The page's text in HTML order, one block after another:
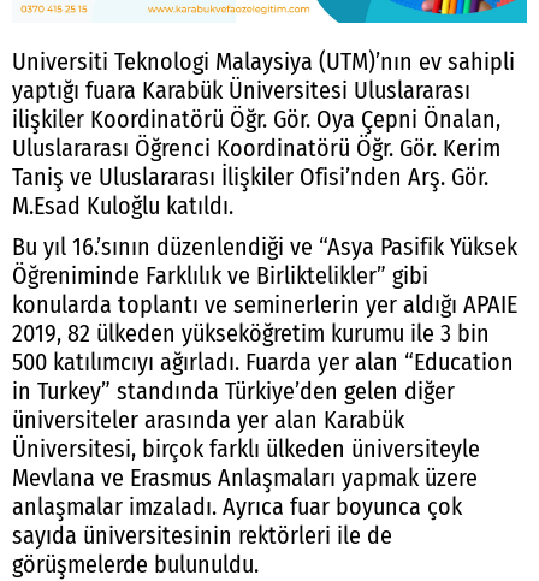
Universiti Teknologi Malaysiya (UTM)’nın ev sahipli
yaptığı fuara Karabük Üniversitesi Uluslararası
ilişkiler Koordinatörü Öğr. Gör. Oya Çepni Önalan,
Uluslararası Öğrenci Koordinatörü Öğr. Gör. Kerim
Taniş ve Uluslararası İlişkiler Ofisi’nden Arş. Gör.
M.Esad Kuloğlu katıldı.
Bu yıl 16.’sının düzenlendiği ve “Asya Pasifik Yüksek
Öğreniminde Farklılık ve Birliktelikler” gibi
konularda toplantı ve seminerlerin yer aldığı APAIE
2019, 82 ülkeden yükseköğretim kurumu ile 3 bin
500 katılımcıyı ağırladı. Fuarda yer alan “Education
in Turkey” standında Türkiye’den gelen diğer
üniversiteler arasında yer alan Karabük
Üniversitesi, birçok farklı ülkeden üniversiteyle
Mevlana ve Erasmus Anlaşmaları yapmak üzere
anlaşmalar imzaladı. Ayrıca fuar boyunca çok
sayıda üniversitesinin rektörleri ile de
görüşmelerde bulunuldu.